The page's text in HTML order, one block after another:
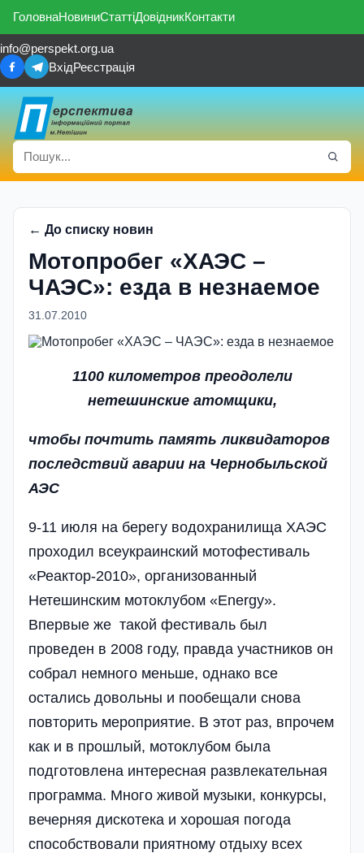
ГоловнаНовиниСтаттіДовідникКонтакти
info@perspekt.org.ua
ВхідРеєстрація
← До списку новин
Мотопробег «ХАЭС –
ЧАЭС»: езда в незнаемое
31.07.2010
1100 километровпреодолели
нетешинские атомщики,
чтобы почтить память ликвидаторов
последствий аварии на Чернобыльской
АЭС
9-11 июля на берегу водохранилища ХАЭС
проходил всеукраинский мотофестиваль
«Реактор-2010», организованный
Нетешинским мотоклубом «Energy».
Впервые же такой фестиваль был
проведен в 2008 году, правда участников он
собрал немного меньше, однако все
остались довольны и пообещали снова
повторить мероприятие. В этот раз, впрочем
как и в прошлый, мотоклубом была
подготовлена интересная развлекательная
программа. Много живой музыки, конкурсы,
вечерняя дискотека и хорошая погода
способствовали приятному отдыху всех